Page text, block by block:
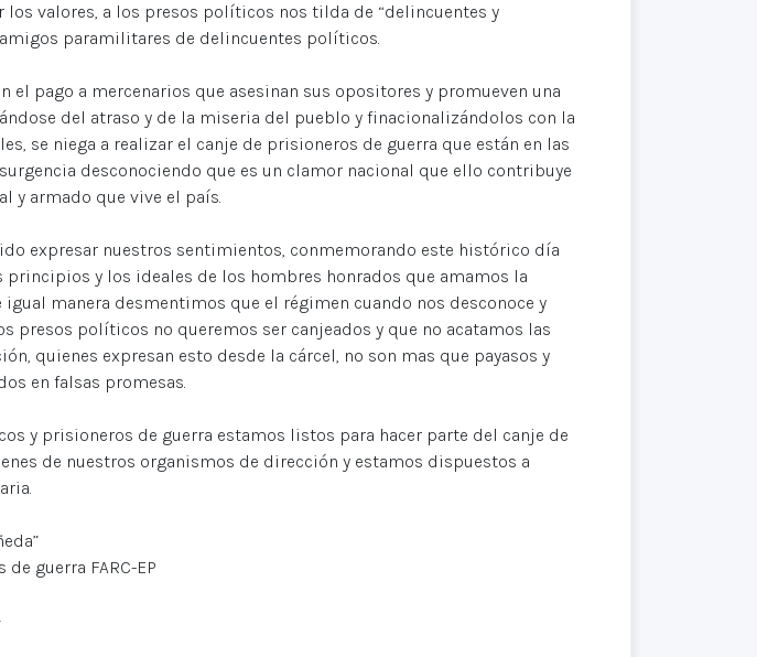
los valores, a los presos políticos nos tilda de “delincuentes y
paramilitares de delincuentes políticos.
el pago a mercenarios que asesinan sus opositores y promueven una
del atraso y de la miseria del pueblo y finacionalizándolos con la
se niega a realizar el canje de prisioneros de guerra que están en las
desconociendo que es un clamor nacional que ello contribuye
y armado que vive el país.
expresar nuestros sentimientos, conmemorando este histórico día
principios y los ideales de los hombres honrados que amamos la
igual manera desmentimos que el régimen cuando nos desconoce y
presos políticos no queremos ser canjeados y que no acatamos las
quienes expresan esto desde la cárcel, no son mas que payasos y
en falsas promesas.
y prisioneros de guerra estamos listos para hacer parte del canje de
de nuestros organismos de dirección y estamos dispuestos a
guerra FARC-EP